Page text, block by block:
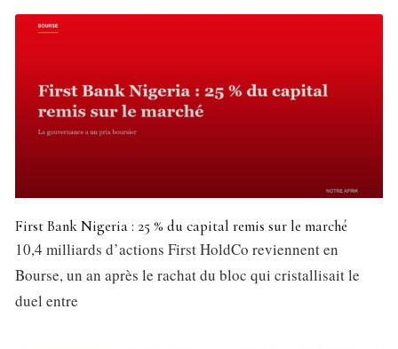
First Bank Nigeria : 25 % du capital remis sur le marché
10,4 milliards d’actions First HoldCo reviennent en
Bourse, un an après le rachat du bloc qui cristallisait le
duel entre